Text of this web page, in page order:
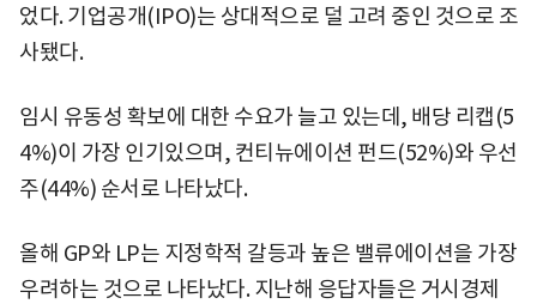
었다. 기업공개(IPO)는 상대적으로 덜 고려 중인 것으로 조
사됐다.
임시 유동성 확보에 대한 수요가 늘고 있는데, 배당 리캡(5
4%)이 가장 인기있으며, 컨티뉴에이션 펀드(52%)와 우선
주(44%) 순서로 나타났다.
올해 GP와 LP는 지정학적 갈등과 높은 밸류에이션을 가장
우려하는 것으로 나타났다. 지난해 응답자들은 거시경제